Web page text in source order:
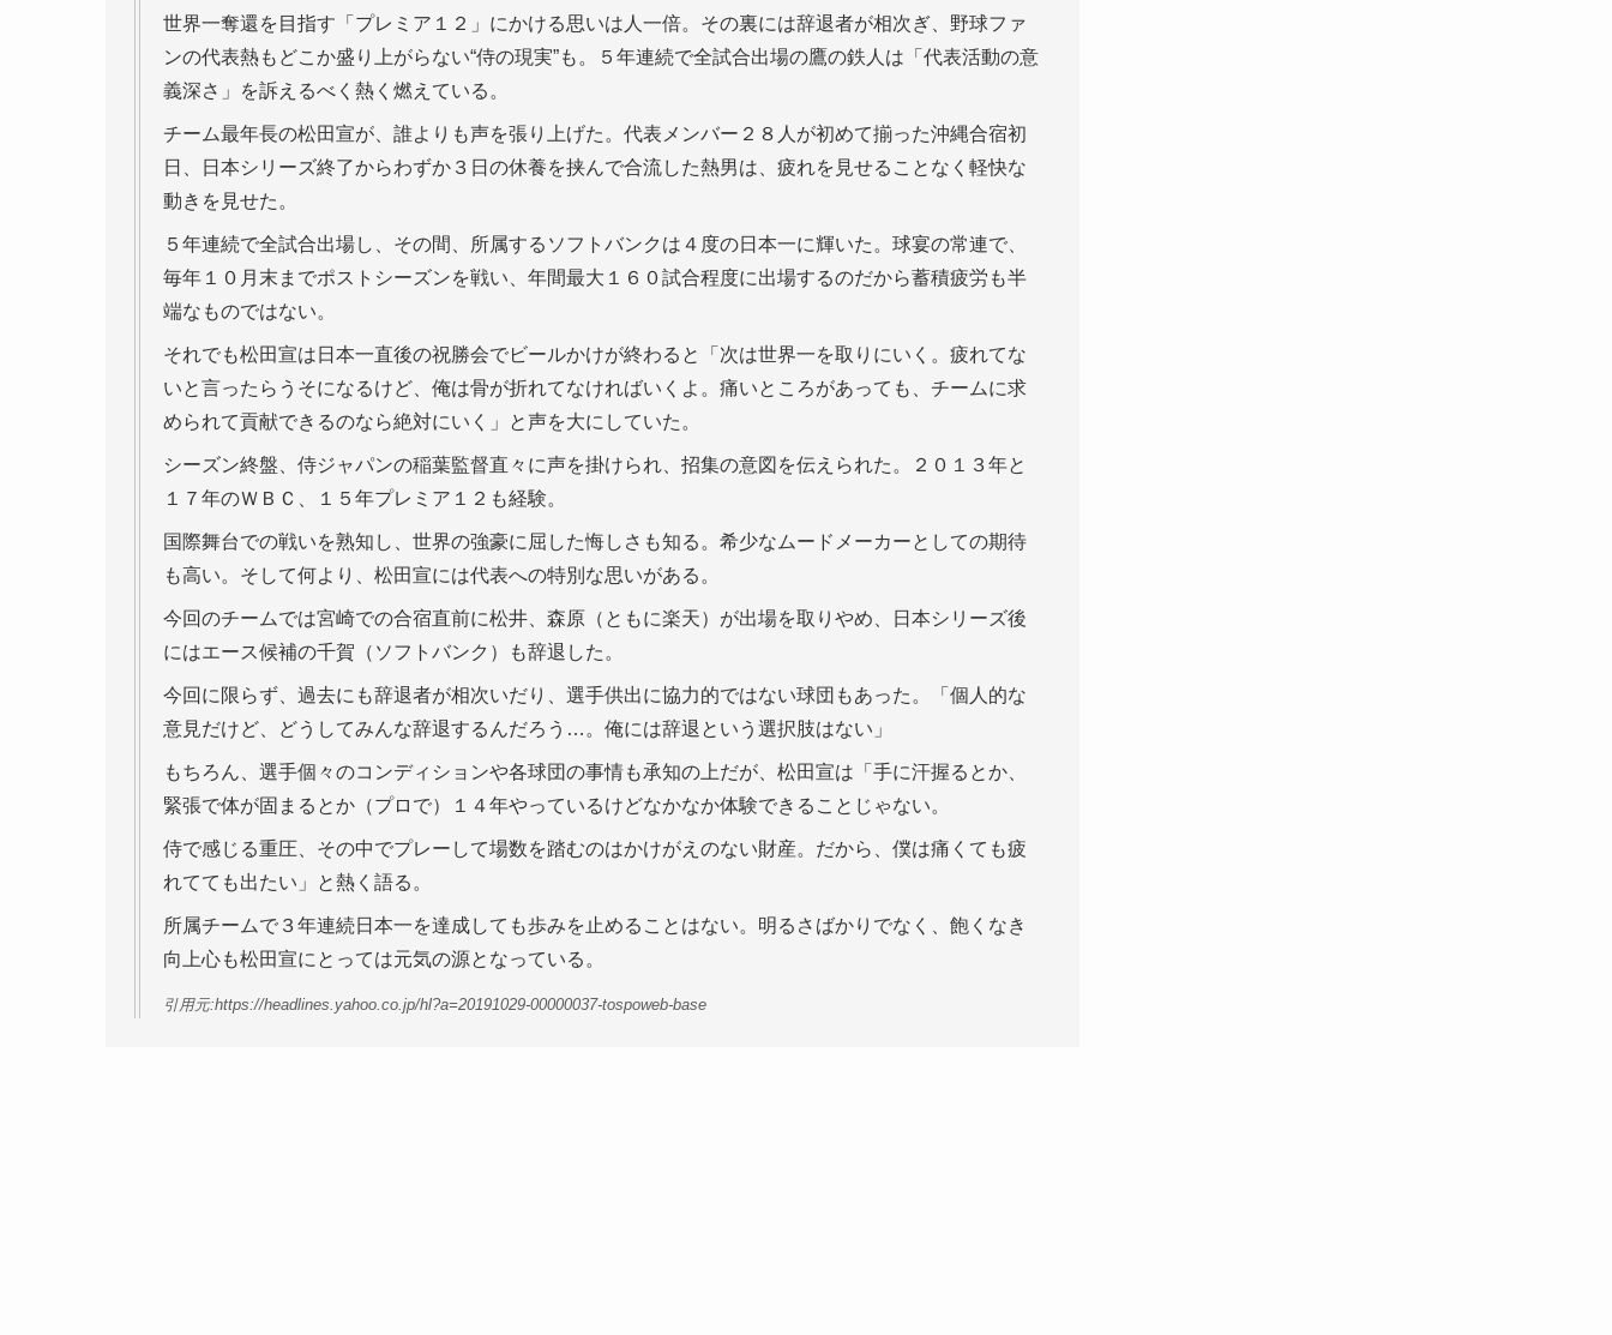
世界一奪還を目指す「プレミア１２」にかける思いは人一倍。その裏には辞退者が相次ぎ、野球ファ
ンの代表熱もどこか盛り上がらない“侍の現実”も。５年連続で全試合出場の鷹の鉄人は「代表活動の意
義深さ」を訴えるべく熱く燃えている。
チーム最年長の松田宣が、誰よりも声を張り上げた。代表メンバー２８人が初めて揃った沖縄合宿初
日、日本シリーズ終了からわずか３日の休養を挟んで合流した熱男は、疲れを見せることなく軽快な
動きを見せた。
５年連続で全試合出場し、その間、所属するソフトバンクは４度の日本一に輝いた。球宴の常連で、
毎年１０月末までポストシーズンを戦い、年間最大１６０試合程度に出場するのだから蓄積疲労も半
端なものではない。
それでも松田宣は日本一直後の祝勝会でビールかけが終わると「次は世界一を取りにいく。疲れてな
いと言ったらうそになるけど、俺は骨が折れてなければいくよ。痛いところがあっても、チームに求
められて貢献できるのなら絶対にいく」と声を大にしていた。
シーズン終盤、侍ジャパンの稲葉監督直々に声を掛けられ、招集の意図を伝えられた。２０１３年と
１７年のＷＢＣ、１５年プレミア１２も経験。
国際舞台での戦いを熟知し、世界の強豪に屈した悔しさも知る。希少なムードメーカーとしての期待
も高い。そして何より、松田宣には代表への特別な思いがある。
今回のチームでは宮崎での合宿直前に松井、森原（ともに楽天）が出場を取りやめ、日本シリーズ後
にはエース候補の千賀（ソフトバンク）も辞退した。
今回に限らず、過去にも辞退者が相次いだり、選手供出に協力的ではない球団もあった。「個人的な
意見だけど、どうしてみんな辞退するんだろう…。俺には辞退という選択肢はない」
もちろん、選手個々のコンディションや各球団の事情も承知の上だが、松田宣は「手に汗握るとか、
緊張で体が固まるとか（プロで）１４年やっているけどなかなか体験できることじゃない。
侍で感じる重圧、その中でプレーして場数を踏むのはかけがえのない財産。だから、僕は痛くても疲
れてても出たい」と熱く語る。
所属チームで３年連続日本一を達成しても歩みを止めることはない。明るさばかりでなく、飽くなき
向上心も松田宣にとっては元気の源となっている。
引用元:https://headlines.yahoo.co.jp/hl?a=20191029-00000037-tospoweb-base